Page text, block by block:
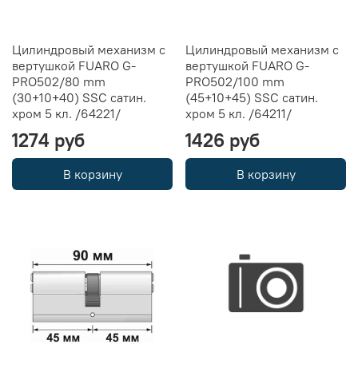
Цилиндровый механизм с
вертушкой FUARO G-
PRO502/80 mm
(30+10+40) SSC сатин.
хром 5 кл. /64221/
1274 руб
В корзину
Цилиндровый механизм с
вертушкой FUARO G-
PRO502/100 mm
(45+10+45) SSC сатин.
хром 5 кл. /64211/
1426 руб
В корзину